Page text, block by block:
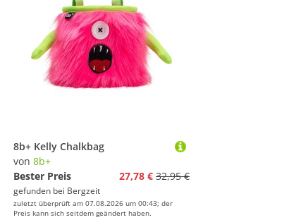
8b+ Kelly Chalkbag
von 8b+
Bester Preis
27,78 € 32,95 €
gefunden bei Bergzeit
zuletzt überprüft am 07.08.2026 um 00:43; der
Preis kann sich seitdem geändert haben.